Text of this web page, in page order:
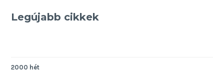
Legújabb cikkek
2000 hét